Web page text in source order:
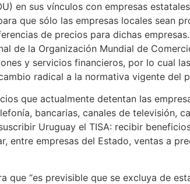
en sus vínculos con empresas
que sólo las empresas locales sean
de precios para dichas
de la Organización Mundial de
y servicios financieros, por lo cual
radical a la normativa vigente del
que actualmente detentan las
bancarias, canales de televisión,
Uruguay el TISA: recibir
entre empresas del Estado, ventas a
que “es previsible que se excluya de